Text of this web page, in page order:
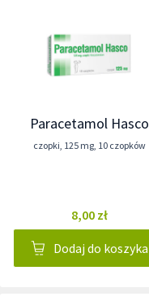
Paracetamol Hasco
czopki, 125 mg, 10 czopków
8,00 zł
Dodaj do koszyka